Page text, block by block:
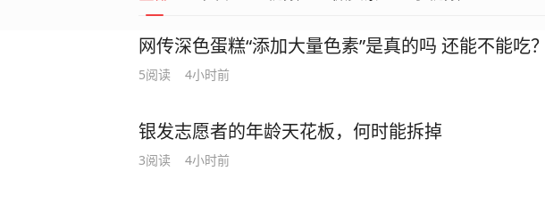
网传深色蛋糕“添加大量色素”是真的吗 还能不能吃？
5阅读 4小时前
银发志愿者的年龄天花板，何时能拆掉
3阅读 4小时前